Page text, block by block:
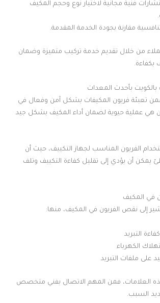
فنية مجانية لاختيار نوع وحجم المكيف
مقارنة بجودة الخدمة المقدمة.
من خلال تقديم خدمة تركيب متميزة وضمان
بكفاءة.
بالكويت بأحدث المعدات
تعبئة فريون المكيفات بشكل آمن وفعال في
هي عملية حيوية لضمان أداء المكيف بشكل جيد
الفريون المناسب لجهاز التكييف، حيث أن
يمكن أن يؤدي إلى تقليل كفاءة التكييف وتلف
في المكيف
إلى نقص الفريون في المكيف، منها:
التبريد
الكهرباء
على ملفات التبريد
العلامات، فمن المهم الاتصال بفني متخصص
السبب.